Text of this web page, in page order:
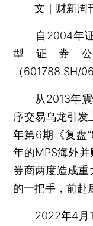
文｜财新周
自2004年证
型证券
（601788.SH/
从2013年震
序交易乌龙引发
年第6期《复盘
年的MPS海外
券商两度造成
的一把手，前赴
2022年4月